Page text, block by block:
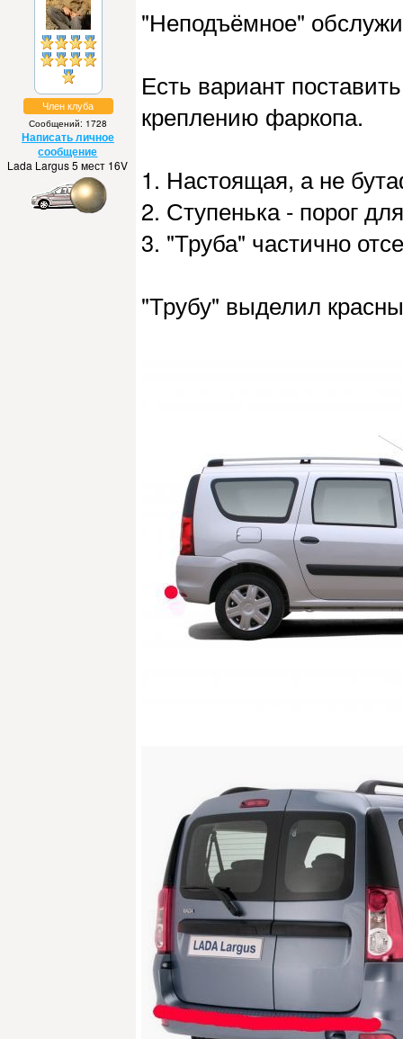
Член клуба
Сообщений: 1728
Написать личное
сообщение
Lada Largus 5 мест 16V
"Неподъёмное"
Есть вариант
креплению фаркопа.
1. Настоящая, а не
2. Ступенька - порог
3. "Труба" частично
"Трубу" выделил